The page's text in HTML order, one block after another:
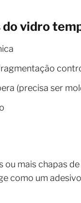
vidro
(precisa ser
ou mais chapas
como um